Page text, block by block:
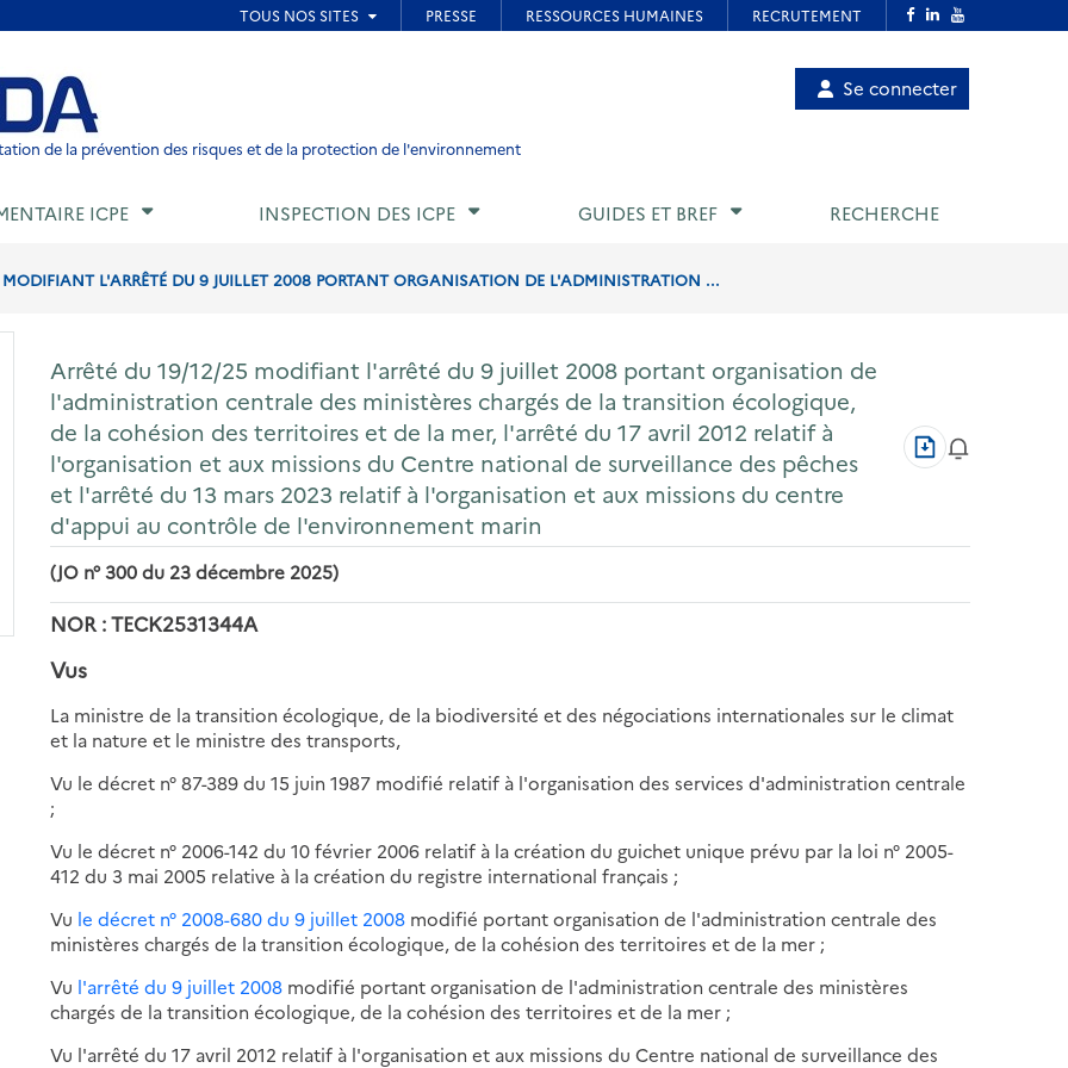
de page
de la prévention des risques et de la protection de l'environnement
Menu
utilisateur
Se connecter
ICPE INSPECTION DES ICPE GUIDES ET BREF RECHERCHE
L'ARRÊTÉ DU 9 JUILLET 2008 PORTANT ORGANISATION DE L'ADMINISTRATION ...
Arrêté du 19/12/25 modifiant l'arrêté du 9 juillet 2008 portant organisation de
l'administration centrale des ministères chargés de la transition écologique,
de la cohésion des territoires et de la mer, l'arrêté du 17 avril 2012 relatif à
l'organisation et aux missions du Centre national de surveillance des pêches
et l'arrêté du 13 mars 2023 relatif à l'organisation et aux missions du centre
d'appui au contrôle de l'environnement marin
Télécharger
au
(JO n° 300 du 23 décembre 2025)
NOR : TECK2531344A
Vus
La ministre de la transition écologique, de la biodiversité et des négociations internationales sur le climat
et la nature et le ministre des transports,
Vu le décret n° 87-389 du 15 juin 1987 modifié relatif à l'organisation des services d'administration centrale
;
Vu le décret n° 2006-142 du 10 février 2006 relatif à la création du guichet unique prévu par la loi n° 2005-
412 du 3 mai 2005 relative à la création du registre international français ;
Vu le décret n° 2008-680 du 9 juillet 2008 modifié portant organisation de l'administration centrale des
ministères chargés de la transition écologique, de la cohésion des territoires et de la mer ;
Vu l'arrêté du 9 juillet 2008 modifié portant organisation de l'administration centrale des ministères
chargés de la transition écologique, de la cohésion des territoires et de la mer ;
Vu l'arrêté du 17 avril 2012 relatif à l'organisation et aux missions du Centre national de surveillance des